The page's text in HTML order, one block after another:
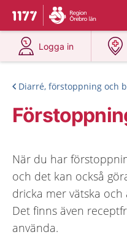
Till startsidan för 1177
Du har valt region
Logga in
på 1177.se
Diarré, förstoppning och
När du har
och det kan också
dricka mer vätska
Det finns även
använda.